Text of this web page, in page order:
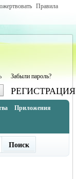
Правила
Забыли пароль?
РЕГИСТРАЦИЯ
Приложения
Поиск